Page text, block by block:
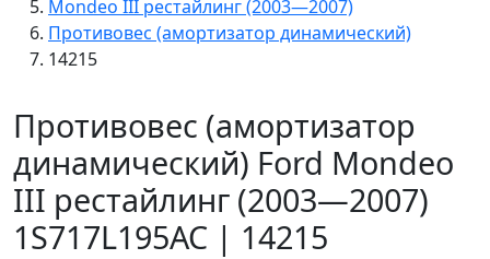
Mondeo III рестайлинг (2003—2007)
Противовес (амортизатор динамический)
14215
Противовес (амортизатор
динамический) Ford Mondeo
III рестайлинг (2003—2007)
1S717L195AC | 14215